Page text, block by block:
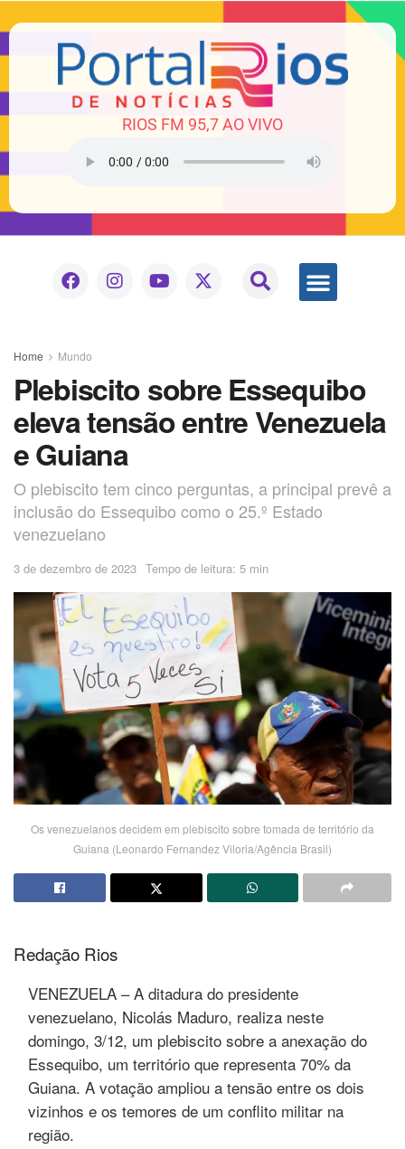
RIOS FM 95,7 AO VIVO
Home Mundo
Plebiscito sobre Essequibo
eleva tensão entre Venezuela
e Guiana
O plebiscito tem cinco perguntas, a principal prevê a
inclusão do Essequibo como o 25.º Estado
venezuelano
3 de dezembro de 2023 Tempo de leitura: 5 min
Os venezuelanos decidem em plebiscito sobre tomada de território da
Guiana (Leonardo Fernandez Viloria/Agência Brasil)
Redação Rios
VENEZUELA – A ditadura do presidente
venezuelano, Nicolás Maduro, realiza neste
domingo, 3/12, um plebiscito sobre a anexação do
Essequibo, um território que representa 70% da
Guiana. A votação ampliou a tensão entre os dois
vizinhos e os temores de um conflito militar na
região.